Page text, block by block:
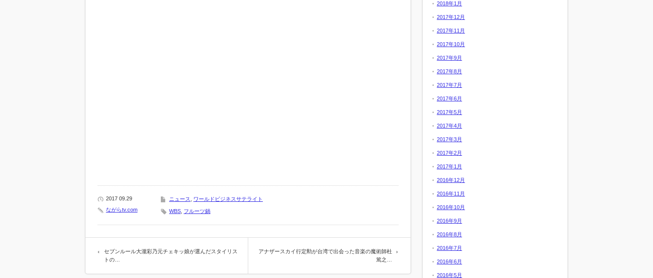
2017 09.29
ながらtv.com
ニュース ワールドビジネスサテライト
WBS フルーツ鍋
セブンルール大瀧彩乃元チェキッ娘が選んだスタイリス
トの…
アナザースカイ行定勲が台湾で出会った音楽の魔術師杜
篤之…
2018年1月
2017年12月
2017年11月
2017年10月
2017年9月
2017年8月
2017年7月
2017年6月
2017年5月
2017年4月
2017年3月
2017年2月
2017年1月
2016年12月
2016年11月
2016年10月
2016年9月
2016年8月
2016年7月
2016年6月
2016年5月